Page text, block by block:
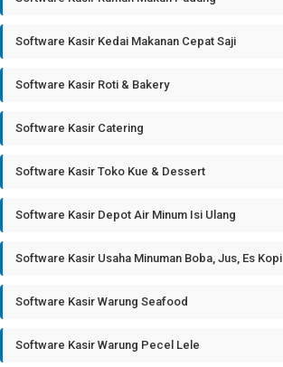
Software Kasir Kedai Makanan Cepat Saji
Software Kasir Roti & Bakery
Software Kasir Catering
Software Kasir Toko Kue & Dessert
Software Kasir Depot Air Minum Isi Ulang
Software Kasir Usaha Minuman Boba, Jus, Es Kopi
Software Kasir Warung Seafood
Software Kasir Warung Pecel Lele